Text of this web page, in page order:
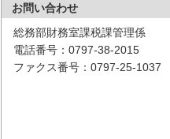
お問い合わせ
総務部財務室課税課管理係
電話番号：0797-38-2015
ファクス番号：0797-25-1037